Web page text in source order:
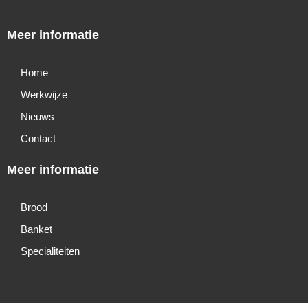
Meer informatie
Home
Werkwijze
Nieuws
Contact
Meer informatie
Brood
Banket
Specialiteiten